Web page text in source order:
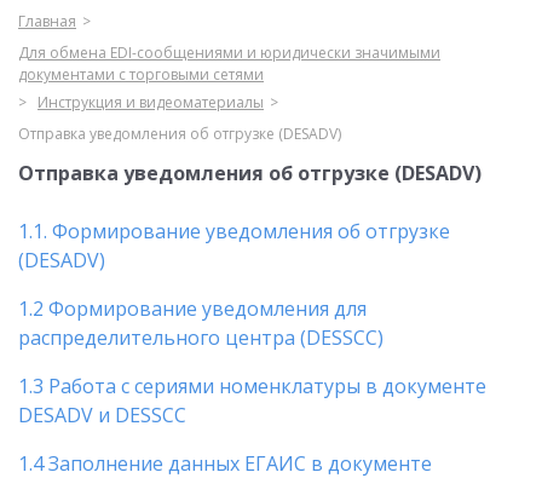
Главная
Для обмена EDI-сообщениями и юридически значимыми
документами с торговыми сетями
Инструкция и видеоматериалы
Отправка уведомления об отгрузке (DESADV)
Отправка уведомления об отгрузке (DESADV)
1.1. Формирование уведомления об отгрузке
(DESADV)
1.2 Формирование уведомления для
распределительного центра (DESSCC)
1.3 Работа с сериями номенклатуры в документе
DESADV и DESSCC
1.4 Заполнение данных ЕГАИС в документе